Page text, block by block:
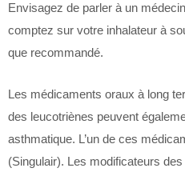
Envisagez de parler à un
comptez sur votre inhalateur à
que recommandé.
Les médicaments oraux à long
des leucotriènes peuvent
asthmatique. L’un de ces
(Singulair). Les modificateurs